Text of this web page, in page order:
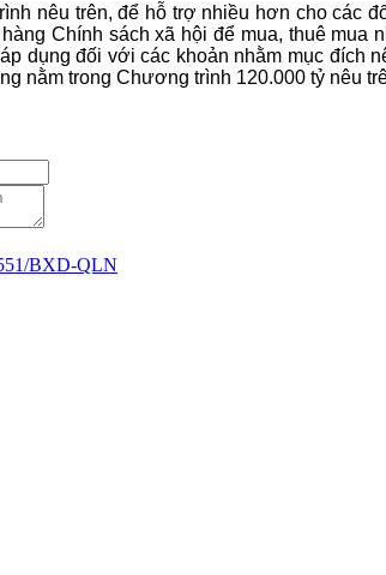
nêu trên, để hỗ trợ nhiều hơn cho các
Chính sách xã hội để mua, thuê
dụng đối với các khoản nhằm mục đích
nằm trong Chương trình 120.000 tỷ nêu
BXD-QLN